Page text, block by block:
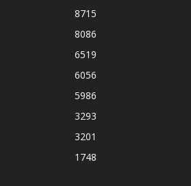
8715
8086
6519
6056
5986
3293
3201
1748